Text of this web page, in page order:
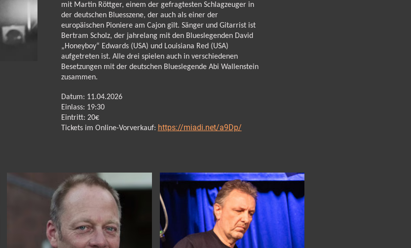
mit Martin Röttger, einem der gefragtesten Schlagzeuger in
der deutschen Bluesszene, der auch als einer der
europäischen Pioniere am Cajon gilt. Sänger und Gitarrist ist
Bertram Scholz, der jahrelang mit den Blueslegenden David
„Honeyboy“ Edwards (USA) und Louisiana Red (USA)
aufgetreten ist. Alle drei spielen auch in verschiedenen
Besetzungen mit der deutschen Blueslegende Abi Wallenstein
zusammen.
Datum: 11.04.2026
Einlass: 19:30
Eintritt: 20€
Tickets im Online-Vorverkauf: https://miadi.net/a9Dp/